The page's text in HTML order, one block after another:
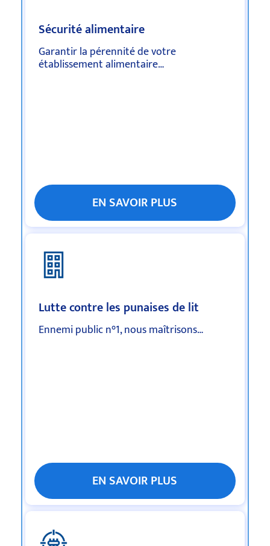
Sécurité alimentaire
Garantir la pérennité de votre
établissement alimentaire…
EN SAVOIR PLUS
Lutte contre les punaises de lit
Ennemi public n°1, nous maîtrisons…
EN SAVOIR PLUS